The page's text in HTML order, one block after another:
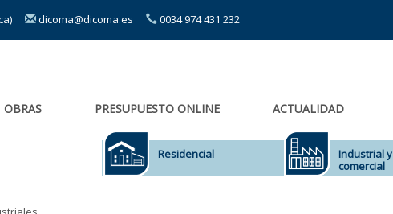
dicoma@dicoma.es 0034 974 431 232
OBRAS PRESUPUESTO ONLINE ACTUALIDAD
Residencial
Industrial y
comercial